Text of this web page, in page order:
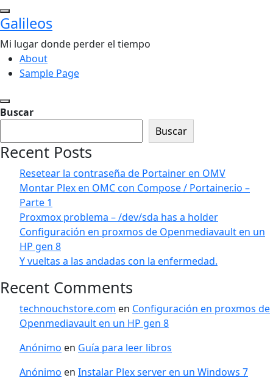
Saltar
al
Galileos
Mi lugar donde perder el tiempo
About
Sample Page
Buscar
Buscar
Recent Posts
Resetear la contraseña de Portainer en OMV
Montar Plex en OMC con Compose / Portainer.io –
Parte 1
Proxmox problema – /dev/sda has a holder
Configuración en proxmos de Openmediavault en un
HP gen 8
Y vueltas a las andadas con la enfermedad.
Recent Comments
technouchstore.com en Configuración en proxmos de
Openmediavault en un HP gen 8
Anónimo en Guía para leer libros
Anónimo en Instalar Plex server en un Windows 7